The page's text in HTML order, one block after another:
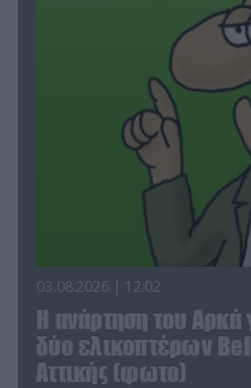
03.08.2026 | 12:02
Η ανάρτηση του
δύο ελικοπτέρων
Αττικής (φωτο)